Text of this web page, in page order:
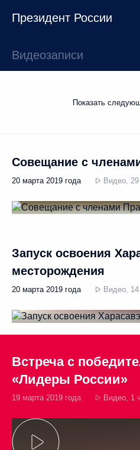
Президент России
Видеозаписи
Показать
Совещание с
20 марта 2019 года Видео,
Запуск освоения
месторождения
20 марта 2019 года Видео,
Встреча с
«Лидеры России»
19 марта 2019 года Видео, 1